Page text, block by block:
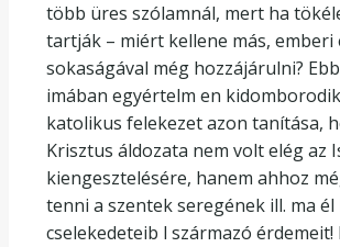
több üres szólamnál, mert ha
tartják – miért kellene más, emberi
sokaságával még hozzájárulni?
imában egyértelm en
katolikus felekezet azon tanítása,
Krisztus áldozata nem volt elég az
kiengesztelésére, hanem ahhoz
tenni a szentek seregének ill. ma él
cselekedeteib l származó érdemeit!